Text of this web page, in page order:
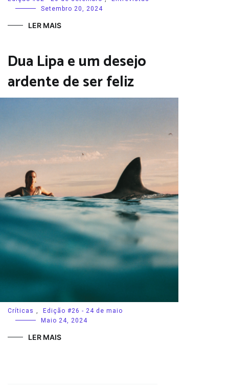
Setembro 20, 2024
LER MAIS
Dua Lipa e um desejo
ardente de ser feliz
Críticas ,
Edição #26 - 24 de maio
Maio 24, 2024
LER MAIS